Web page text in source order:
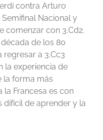
contra Arturo
Nacional y
comenzar con 3.Cd2.
de los 80
a 3.Cc3
la experiencia de
la forma más
Francesa es con
difícil de aprender y la